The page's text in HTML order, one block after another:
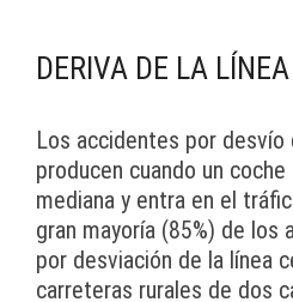
DERIVA DE LA
Los accidentes por desvío
producen cuando un
mediana y entra en el
gran mayoría (85%) de
por desviación de la línea
carreteras rurales de dos